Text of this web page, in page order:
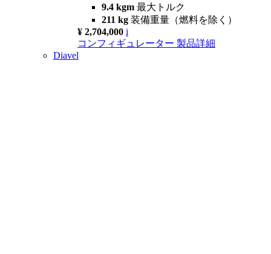
9.4 kgm 最大トルク
211 kg 装備重量（燃料を除く）
¥ 2,704,000 i
コンフィギュレーター 製品詳細
Diavel